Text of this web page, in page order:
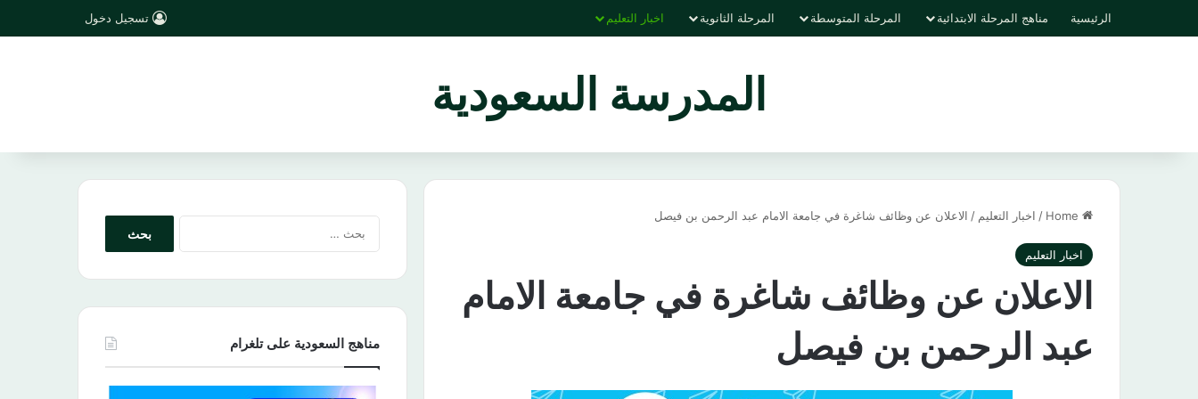
الرئيسية مناهج المرحلة الابتدائية المرحلة المتوسطة المرحلة الثانوية اخبار التعليم تسجيل دخول
المدرسة السعودية
/ اخبار التعليم / الاعلان عن وظائف شاغرة في جامعة الامام عبد الرحمن بن فيصل
اخبار التعليم
الاعلان عن وظائف شاغرة في جامعة الامام
عبد الرحمن بن فيصل
مناهج السعودية على تلغرام